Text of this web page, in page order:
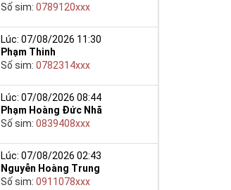
Số sim:0789120xxx
Lúc: 07/08/2026 11:30
Phạm Thinh
Số sim:0782314xxx
Lúc: 07/08/2026 08:44
Phạm Hoàng Đức Nhã
Số sim:0839408xxx
Lúc: 07/08/2026 02:43
Nguyễn Hoàng Trung
Số sim:0911078xxx